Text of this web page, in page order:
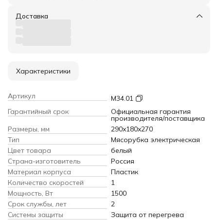
Доставка
Характеристики
Артикул
М34.01
Гарантийный срок
Официальная гарантия
производителя/поставщика
Размеры, мм
290x180x270
Тип
Мясорубка электрическая
Цвет товара
белый
Страна-изготовитель
Россия
Материал корпуса
Пластик
Количество скоростей
1
Мощность, Вт
1500
Срок службы, лет
2
Системы защиты
Защита от перегрева